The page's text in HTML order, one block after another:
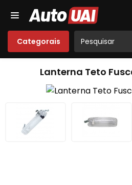
Categorais
Loja De Peças De Fusca
Lanterna Teto